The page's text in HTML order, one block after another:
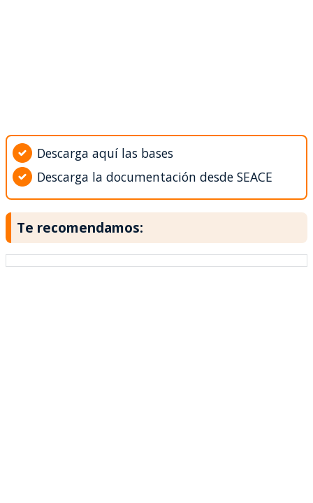
Descarga aquí las bases
Descarga la documentación desde SEACE
Te recomendamos: